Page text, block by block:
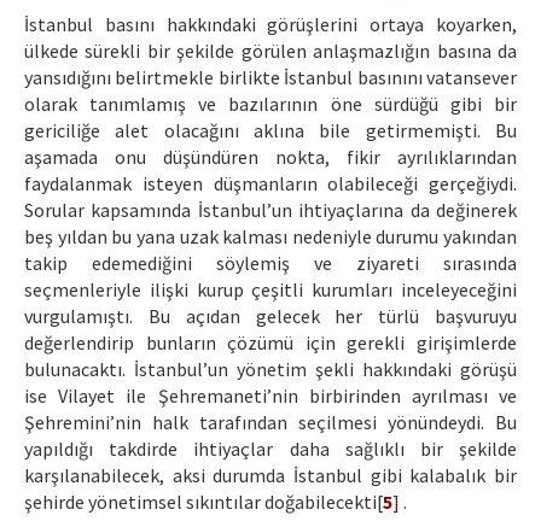
İstanbul basını hakkındaki görüşlerini ortaya koyarken,
ülkede sürekli bir şekilde görülen anlaşmazlığın basına da
yansıdığını belirtmekle birlikte İstanbul basınını vatansever
olarak tanımlamış ve bazılarının öne sürdüğü gibi bir
gericiliğe alet olacağını aklına bile getirmemişti. Bu
aşamada onu düşündüren nokta, fikir ayrılıklarından
faydalanmak isteyen düşmanların olabileceği gerçeğiydi.
Sorular kapsamında İstanbul’un ihtiyaçlarına da değinerek
beş yıldan bu yana uzak kalması nedeniyle durumu yakından
takip edemediğini söylemiş ve ziyareti sırasında
seçmenleriyle ilişki kurup çeşitli kurumları inceleyeceğini
vurgulamıştı. Bu açıdan gelecek her türlü başvuruyu
değerlendirip bunların çözümü için gerekli girişimlerde
bulunacaktı. İstanbul’un yönetim şekli hakkındaki görüşü
ise Vilayet ile Şehremaneti’nin birbirinden ayrılması ve
Şehremini’nin halk tarafından seçilmesi yönündeydi. Bu
yapıldığı takdirde ihtiyaçlar daha sağlıklı bir şekilde
karşılanabilecek, aksi durumda İstanbul gibi kalabalık bir
şehirde yönetimsel sıkıntılar doğabilecekti[5] .